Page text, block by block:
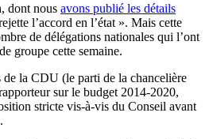
dont nous avons publié les détails
l’accord en l’état ». Mais cette
de délégations nationales qui l’ont
groupe cette semaine.
de la CDU (le parti de la chancelière
sur le budget 2014-2020,
stricte vis-à-vis du Conseil avant